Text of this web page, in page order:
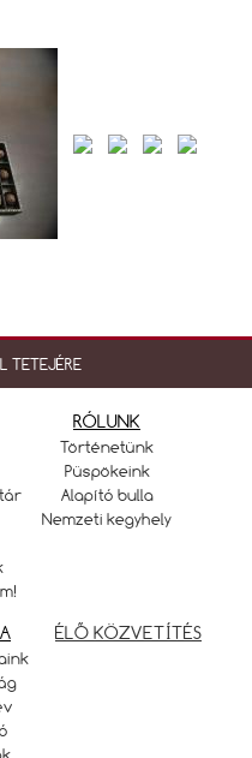
TETEJÉRE
RÓLUNK
Történetünk
Püspökeink
Alapító bulla
Nemzeti kegyhely
ÉLŐ KÖZVETÍTÉS